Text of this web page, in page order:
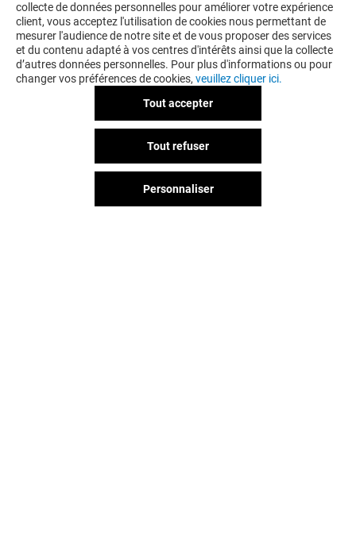
collecte de données personnelles pour améliorer votre expérience
client, vous acceptez l'utilisation de cookies nous permettant de
mesurer l'audience de notre site et de vous proposer des services
et du contenu adapté à vos centres d'intérêts ainsi que la collecte
d’autres données personnelles. Pour plus d'informations ou pour
changer vos préférences de cookies, veuillez cliquer ici.
Tout accepter
Tout refuser
Personnaliser